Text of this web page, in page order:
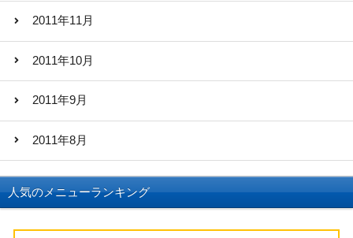
2011年11月
2011年10月
2011年9月
2011年8月
人気のメニューランキング